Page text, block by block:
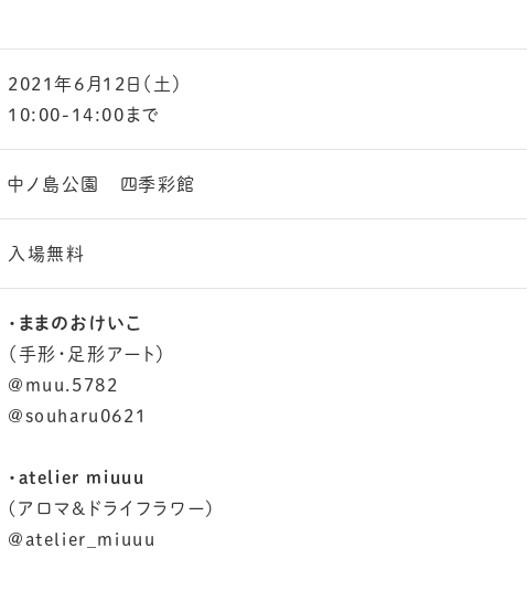
2021年6月12日（土）
10:00-14:00まで
中ノ島公園 四季彩館
入場無料
・ままのおけいこ
（手形・足形アート）
@muu.5782
@souharu0621
・atelier miuuu
(アロマ&ドライフラワー)
@atelier_miuuu